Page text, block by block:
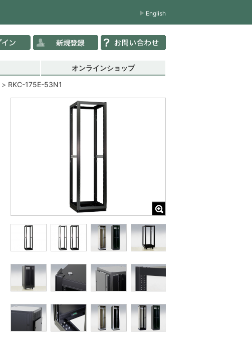
English
オンラインショップ
RKC-175E-53N1